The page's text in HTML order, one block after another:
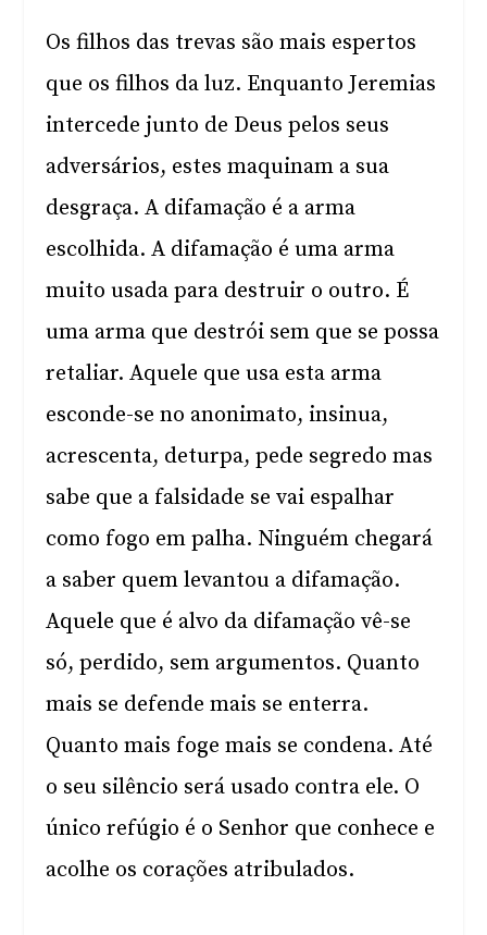
Os filhos das trevas são mais espertos
que os filhos da luz. Enquanto Jeremias
intercede junto de Deus pelos seus
adversários, estes maquinam a sua
desgraça. A difamação é a arma
escolhida. A difamação é uma arma
muito usada para destruir o outro. É
uma arma que destrói sem que se possa
retaliar. Aquele que usa esta arma
esconde-se no anonimato, insinua,
acrescenta, deturpa, pede segredo mas
sabe que a falsidade se vai espalhar
como fogo em palha. Ninguém chegará
a saber quem levantou a difamação.
Aquele que é alvo da difamação vê-se
só, perdido, sem argumentos. Quanto
mais se defende mais se enterra.
Quanto mais foge mais se condena. Até
o seu silêncio será usado contra ele. O
único refúgio é o Senhor que conhece e
acolhe os corações atribulados.